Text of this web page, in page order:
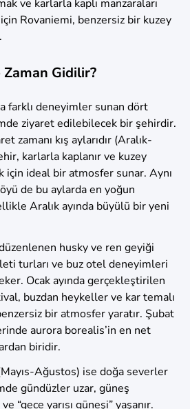
ve karlarla kaplı manzaraları
Rovaniemi, benzersiz bir kuzey
Zaman Gidilir?
farklı deneyimler sunan dört
ziyaret edilebilecek bir şehirdir.
zamanı kış aylarıdır (Aralık-
karlarla kaplanır ve kuzey
için ideal bir atmosfer sunar. Aynı
de bu aylarda en yoğun
Aralık ayında büyülü bir yeni
husky ve ren geyiği
turları ve buz otel deneyimleri
Ocak ayında gerçekleştirilen
buzdan heykeller ve kar temalı
bir atmosfer yaratır. Şubat
aurora borealis’in en net
biridir.
Ağustos) ise doğa severler
gündüzler uzar, güneş
“gece yarısı güneşi” yaşanır.